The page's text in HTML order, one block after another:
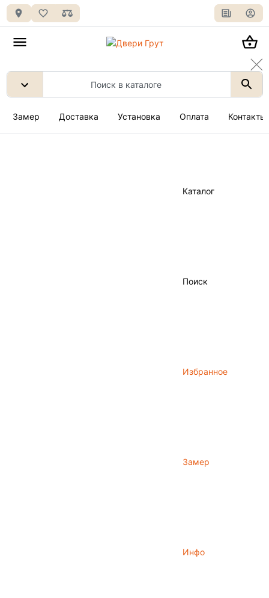
Замер Доставка Установка Оплата Контакты
Каталог
Поиск
Избранное
Замер
Инфо